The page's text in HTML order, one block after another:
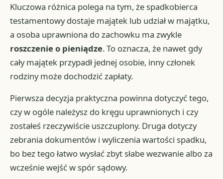
Kluczowa różnica polega na tym, że spadkobierca
testamentowy dostaje majątek lub udział w majątku,
a osoba uprawniona do zachowku ma zwykle
roszczenie o pieniądze. To oznacza, że nawet gdy
cały majątek przypadł jednej osobie, inny członek
rodziny może dochodzić zapłaty.
Pierwsza decyzja praktyczna powinna dotyczyć tego,
czy w ogóle należysz do kręgu uprawnionych i czy
zostałeś rzeczywiście uszczuplony. Druga dotyczy
zebrania dokumentów i wyliczenia wartości spadku,
bo bez tego łatwo wysłać zbyt słabe wezwanie albo za
wcześnie wejść w spór sądowy.